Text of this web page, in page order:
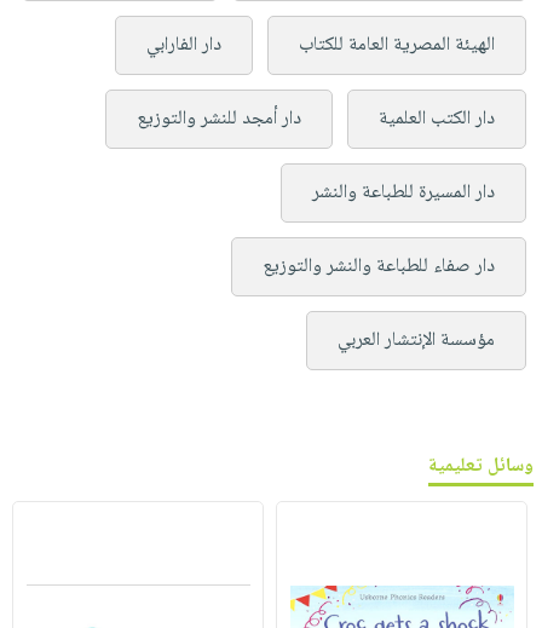
الهيئة المصرية العامة للكتاب دار الفارابي
دار الكتب العلمية دار أمجد للنشر والتوزيع
دار المسيرة للطباعة والنشر
دار صفاء للطباعة والنشر والتوزيع
مؤسسة الإنتشار العربي
وسائل تعليمية